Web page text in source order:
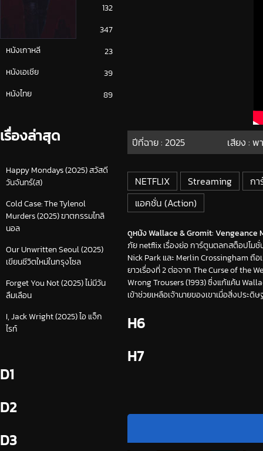
132
347
หนังเกาหลี
23
หนังเอเชีย
39
หนังไทย
89
เรื่องล่าสุด
Happy Mondays (2025) สวัสดี
วันจันทร์(ส)
Cold Case: The Tylenol
Murders (2025) ฆาตกรรมไทลิ
นอล
Our Unwritten Seoul (2025)
เขียนชีวิตใหม่ในกรุงโซล
Forget You Not (2025) ไม่มีวัน
ลืมเลือน
I, Jack Wright (2025) ไอ แจ็ก
ไรท์
D1
D2
D3
ปีที่ฉาย : 2025 เสียง : พ
NETFLIX Streaming
ก
แอคชั่น (Action)
ดูหนัง Wallace & Gromit: Vengeance
ภัย netflix เรื่องย่อ การ์ตูนตลกสต็อปโม
Nick Park และ Merlin Crossingham ถื
ยาวเรื่องที่ 2 ต่อจาก The Curse of the
Wrong Trousers (1993) ซึ่งแก้แค้น
เข้าช่วยเหลือเจ้านายของเขาเมื่อสิ่งประ
H6
H7